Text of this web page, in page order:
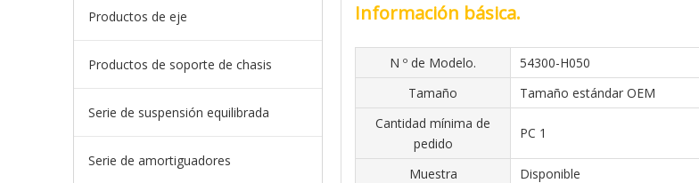
Productos de eje
Productos de soporte de chasis
Serie de suspensión equilibrada
Serie de amortiguadores
Información básica.
N º de Modelo. 54300-H050
Tamaño
Tamaño estándar OEM
Cantidad mínima de
pedido
PC 1
Muestra Disponible